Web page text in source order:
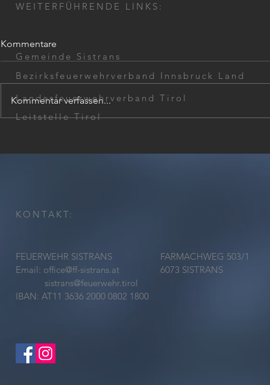
Wohnungsöffnung
Kommentare
Kommentar verfassen...
WEITERFÜHRENDE LINKS:
Gemeinde Sistrans
Bezirksfeuerwehrverband Innsbruck Land
Landesfeuerwehrverband Tirol
Leitstelle Tirol
KONTAKT:
FEUERWEHR SISTRANS
Email: office@ff-sistrans.at
sistrans@feuerwehr.tirol
IBAN: AT11 3636 2000 0802 1800
FARMACHWEG 503/1
6073 SISTRANS